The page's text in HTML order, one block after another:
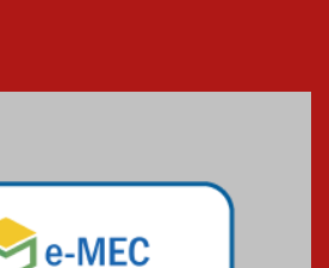
Mackenzie mobiliza campanha
solidária para apoiar famílias em
Minas Gerais